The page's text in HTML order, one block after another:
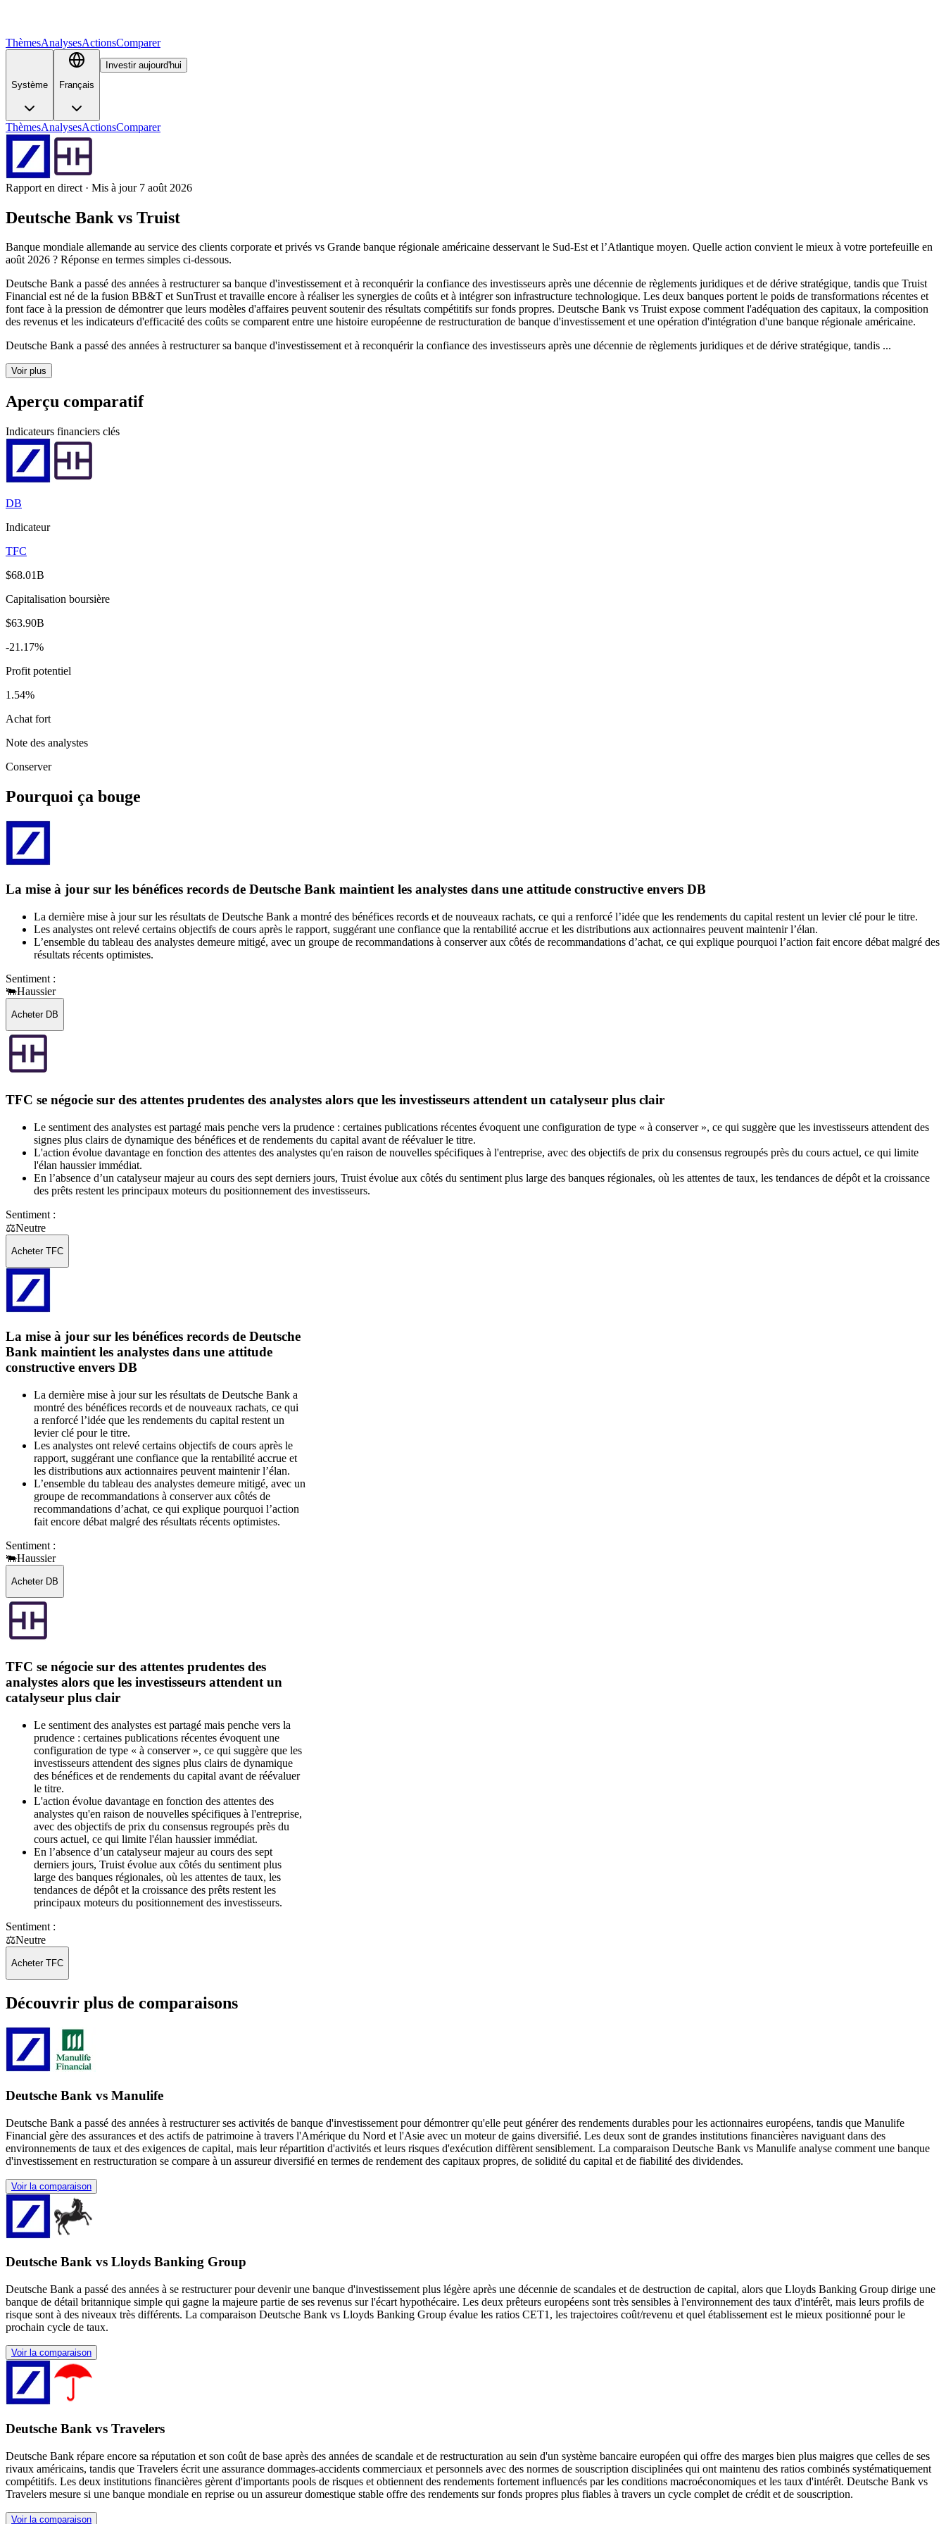
ThèmesAnalysesActionsComparer
Système Français
Investir aujourd'hui
ThèmesAnalysesActionsComparer
Rapport en direct · Mis à jour 7 août 2026
Deutsche Bank vs Truist
Banque mondiale allemande au service des clients corporate et privés vs Grande banque régionale américaine desservant le Sud-Est et l’Atlantique moyen. Quelle action convient le mieux à votre portefeuille en
août 2026 ? Réponse en termes simples ci-dessous.
Deutsche Bank a passé des années à restructurer sa banque d'investissement et à reconquérir la confiance des investisseurs après une décennie de règlements juridiques et de dérive stratégique, tandis que Truist
Financial est né de la fusion BB&T et SunTrust et travaille encore à réaliser les synergies de coûts et à intégrer son infrastructure technologique. Les deux banques portent le poids de transformations récentes et
font face à la pression de démontrer que leurs modèles d'affaires peuvent soutenir des résultats compétitifs sur fonds propres. Deutsche Bank vs Truist expose comment l'adéquation des capitaux, la composition
des revenus et les indicateurs d'efficacité des coûts se comparent entre une histoire européenne de restructuration de banque d'investissement et une opération d'intégration d'une banque régionale américaine.
Deutsche Bank a passé des années à restructurer sa banque d'investissement et à reconquérir la confiance des investisseurs après une décennie de règlements juridiques et de dérive stratégique, tandis ...
Voir plus
Aperçu comparatif
Indicateurs financiers clés
DB
Indicateur
TFC
$68.01B
Capitalisation boursière
$63.90B
-21.17%
Profit potentiel
1.54%
Achat fort
Note des analystes
Conserver
Pourquoi ça bouge
La mise à jour sur les bénéfices records de Deutsche Bank maintient les analystes dans une attitude constructive envers DB
La dernière mise à jour sur les résultats de Deutsche Bank a montré des bénéfices records et de nouveaux rachats, ce qui a renforcé l’idée que les rendements du capital restent un levier clé pour le titre.
Les analystes ont relevé certains objectifs de cours après le rapport, suggérant une confiance que la rentabilité accrue et les distributions aux actionnaires peuvent maintenir l’élan.
L’ensemble du tableau des analystes demeure mitigé, avec un groupe de recommandations à conserver aux côtés de recommandations d’achat, ce qui explique pourquoi l’action fait encore débat malgré des
résultats récents optimistes.
Sentiment :
🐃Haussier
Acheter DB
TFC se négocie sur des attentes prudentes des analystes alors que les investisseurs attendent un catalyseur plus clair
Le sentiment des analystes est partagé mais penche vers la prudence : certaines publications récentes évoquent une configuration de type « à conserver », ce qui suggère que les investisseurs attendent des
signes plus clairs de dynamique des bénéfices et de rendements du capital avant de réévaluer le titre.
L'action évolue davantage en fonction des attentes des analystes qu'en raison de nouvelles spécifiques à l'entreprise, avec des objectifs de prix du consensus regroupés près du cours actuel, ce qui limite
l'élan haussier immédiat.
En l’absence d’un catalyseur majeur au cours des sept derniers jours, Truist évolue aux côtés du sentiment plus large des banques régionales, où les attentes de taux, les tendances de dépôt et la croissance
des prêts restent les principaux moteurs du positionnement des investisseurs.
Sentiment :
⚖️Neutre
Acheter TFC
La mise à jour sur les bénéfices records de Deutsche
Bank maintient les analystes dans une attitude
constructive envers DB
La dernière mise à jour sur les résultats de Deutsche Bank a
montré des bénéfices records et de nouveaux rachats, ce qui
a renforcé l’idée que les rendements du capital restent un
levier clé pour le titre.
Les analystes ont relevé certains objectifs de cours après le
rapport, suggérant une confiance que la rentabilité accrue et
les distributions aux actionnaires peuvent maintenir l’élan.
L’ensemble du tableau des analystes demeure mitigé, avec un
groupe de recommandations à conserver aux côtés de
recommandations d’achat, ce qui explique pourquoi l’action
fait encore débat malgré des résultats récents optimistes.
Sentiment :
🐃Haussier
Acheter DB
TFC se négocie sur des attentes prudentes des
analystes alors que les investisseurs attendent un
catalyseur plus clair
Le sentiment des analystes est partagé mais penche vers la
prudence : certaines publications récentes évoquent une
configuration de type « à conserver », ce qui suggère que les
investisseurs attendent des signes plus clairs de dynamique
des bénéfices et de rendements du capital avant de réévaluer
le titre.
L'action évolue davantage en fonction des attentes des
analystes qu'en raison de nouvelles spécifiques à l'entreprise,
avec des objectifs de prix du consensus regroupés près du
cours actuel, ce qui limite l'élan haussier immédiat.
En l’absence d’un catalyseur majeur au cours des sept
derniers jours, Truist évolue aux côtés du sentiment plus
large des banques régionales, où les attentes de taux, les
tendances de dépôt et la croissance des prêts restent les
principaux moteurs du positionnement des investisseurs.
Sentiment :
⚖️Neutre
Acheter TFC
Découvrir plus de comparaisons
Deutsche Bank vs Manulife
Deutsche Bank a passé des années à restructurer ses activités de banque d'investissement pour démontrer qu'elle peut générer des rendements durables pour les actionnaires européens, tandis que Manulife
Financial gère des assurances et des actifs de patrimoine à travers l'Amérique du Nord et l'Asie avec un moteur de gains diversifié. Les deux sont de grandes institutions financières naviguant dans des
environnements de taux et des exigences de capital, mais leur répartition d'activités et leurs risques d'exécution diffèrent sensiblement. La comparaison Deutsche Bank vs Manulife analyse comment une banque
d'investissement en restructuration se compare à un assureur diversifié en termes de rendement des capitaux propres, de solidité du capital et de fiabilité des dividendes.
Voir la comparaison
Deutsche Bank vs Lloyds Banking Group
Deutsche Bank a passé des années à se restructurer pour devenir une banque d'investissement plus légère après une décennie de scandales et de destruction de capital, alors que Lloyds Banking Group dirige une
banque de détail britannique simple qui gagne la majeure partie de ses revenus sur l'écart hypothécaire. Les deux prêteurs européens sont très sensibles à l'environnement des taux d'intérêt, mais leurs profils de
risque sont à des niveaux très différents. La comparaison Deutsche Bank vs Lloyds Banking Group évalue les ratios CET1, les trajectoires coût/revenu et quel établissement est le mieux positionné pour le
prochain cycle de taux.
Voir la comparaison
Deutsche Bank vs Travelers
Deutsche Bank répare encore sa réputation et son coût de base après des années de scandale et de restructuration au sein d'un système bancaire européen qui offre des marges bien plus maigres que celles de ses
rivaux américains, tandis que Travelers écrit une assurance dommages-accidents commerciaux et personnels avec des normes de souscription disciplinées qui ont maintenu des ratios combinés systématiquement
compétitifs. Les deux institutions financières gèrent d'importants pools de risques et obtiennent des rendements fortement influencés par les conditions macroéconomiques et les taux d'intérêt. Deutsche Bank vs
Travelers mesure si une banque mondiale en reprise ou un assureur domestique stable offre des rendements sur fonds propres plus fiables à travers un cycle complet de crédit et de souscription.
Voir la comparaison